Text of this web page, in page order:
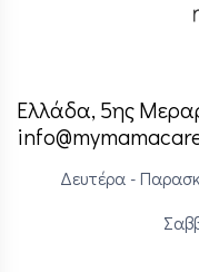
Ελλάδα, 5ης
Δευτέρα -